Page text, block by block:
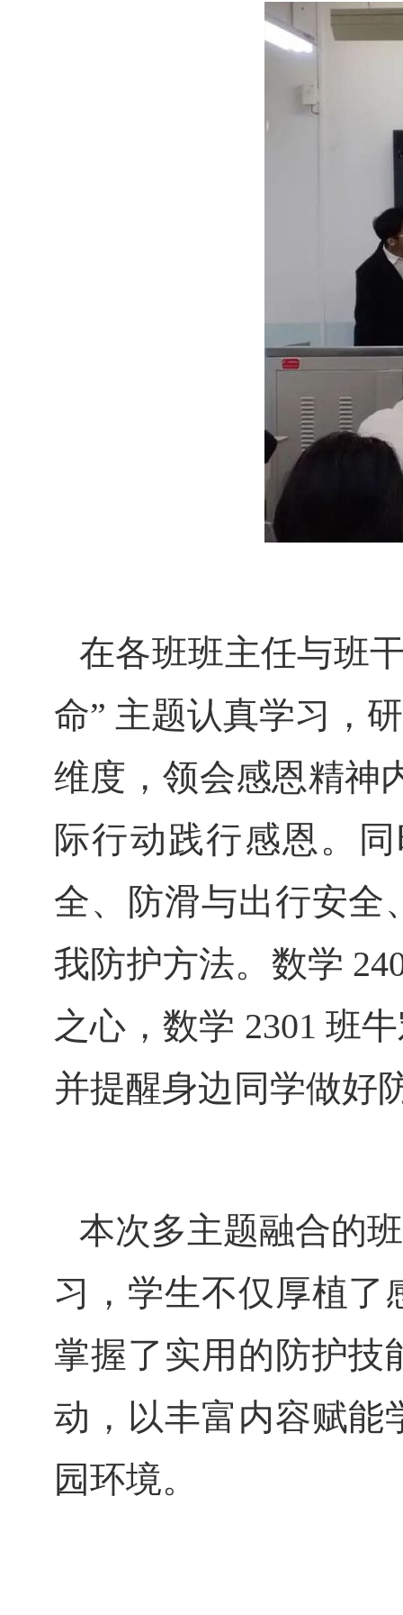
在各班班主任与班
命” 主题认真学习，
维度，领会感恩精神
际行动践行感恩。
全、防滑与出行安全
我防护方法。数学
之心，数学 2301 班
并提醒身边同学做好
本次多主题融合的
习，学生不仅厚植了
掌握了实用的防护技
动，以丰富内容赋能
园环境。